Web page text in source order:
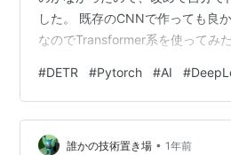
した。 既存のCNNで作っても良
なのでTransformer系を使ってみ
ト 実装 試行錯誤 環境 今回は
ゲーミングラップトップのWSL
データセット 今回は顔検出＋目
ので、WiderFaceのデータセット
#DETR #Pytorch #AI #
誰かの技術置き場 • 1年前